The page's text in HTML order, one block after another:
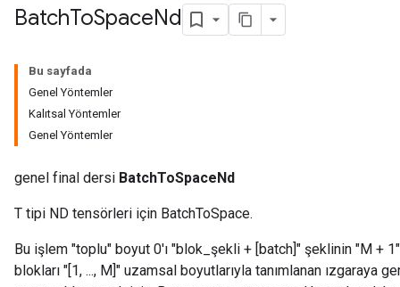
BatchToSpaceNd
Bu sayfada
Genel Yöntemler
Kalıtsal Yöntemler
Genel Yöntemler
genel final dersi BatchToSpaceNd
T tipi ND tensörleri için BatchToSpace.
Bu işlem "toplu" boyut 0'ı "blok_şekli + [batch]" şeklinin "M +
blokları "[1, ..., M]" uzamsal boyutlarıyla tanımlanan ızgaraya